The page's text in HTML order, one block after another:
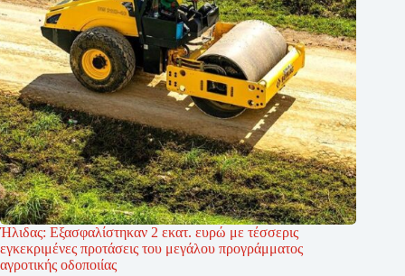
Ήλιδας: Εξασφαλίστηκαν 2 εκατ. ευρώ με τέσσερις
εγκεκριμένες προτάσεις του μεγάλου προγράμματος
αγροτικής οδοποιίας